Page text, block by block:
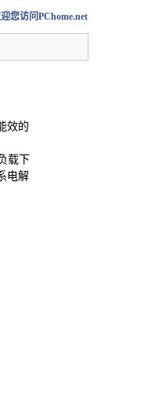
您访问PChome.net
效的
载下
电解